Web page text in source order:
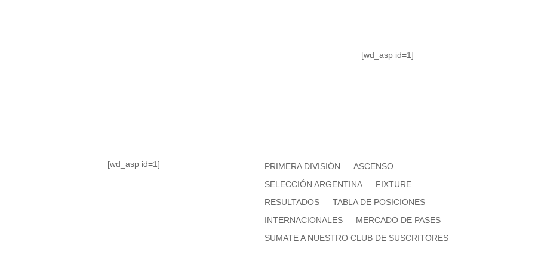
[wd_asp id=1]
[wd_asp id=1] PRIMERA DIVISIÓN
ASCENSO
SELECCIÓN ARGENTINA
FIXTURE
RESULTADOS
TABLA DE POSICIONES
INTERNACIONALES
MERCADO DE PASES
SUMATE A NUESTRO CLUB DE SUSCRITORES